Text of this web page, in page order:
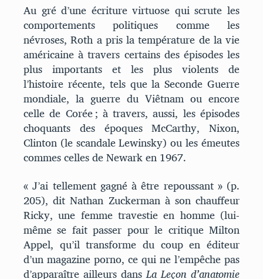
Au gré d’une écriture virtuose qui scrute les
comportements politiques comme les
névroses, Roth a pris la température de la vie
américaine à travers certains des épisodes les
plus importants et les plus violents de
l’histoire récente, tels que la Seconde Guerre
mondiale, la guerre du Viêtnam ou encore
celle de Corée ; à travers, aussi, les épisodes
choquants des époques McCarthy, Nixon,
Clinton (le scandale Lewinsky) ou les émeutes
commes celles de Newark en 1967.
« J’ai tellement gagné à être repoussant » (p.
205), dit Nathan Zuckerman à son chauffeur
Ricky, une femme travestie en homme (lui-
même se fait passer pour le critique Milton
Appel, qu’il transforme du coup en éditeur
d’un magazine porno, ce qui ne l’empêche pas
d’apparaître ailleurs dansLa Leçon d’anatomie